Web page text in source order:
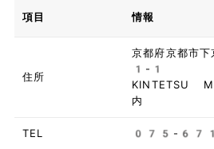
項目 情報
住所
京都府京都市
1-1
KINTETSU
内
TEL 075-